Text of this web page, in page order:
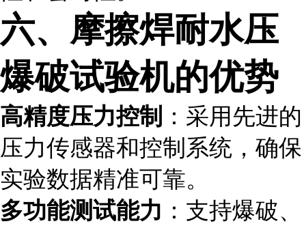
六、摩擦焊耐水压
爆破试验机的优势
高精度压力控制 ：采用先进的
压力传感器和控制系统，确保
实验数据精准可靠。
多功能测试能力 ：支持爆破、